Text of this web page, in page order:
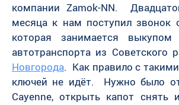
компании Zamok-NN.
месяца к нам поступил звонок
которая занимается выкупом
автотранспорта из Советского
Новгорода. Как правило с
ключей не идёт. Нужно было
Cayenne, открыть капот снять